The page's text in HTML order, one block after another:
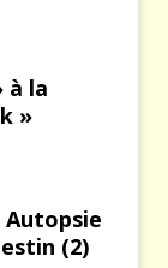
à la
»
Autopsie
(2)